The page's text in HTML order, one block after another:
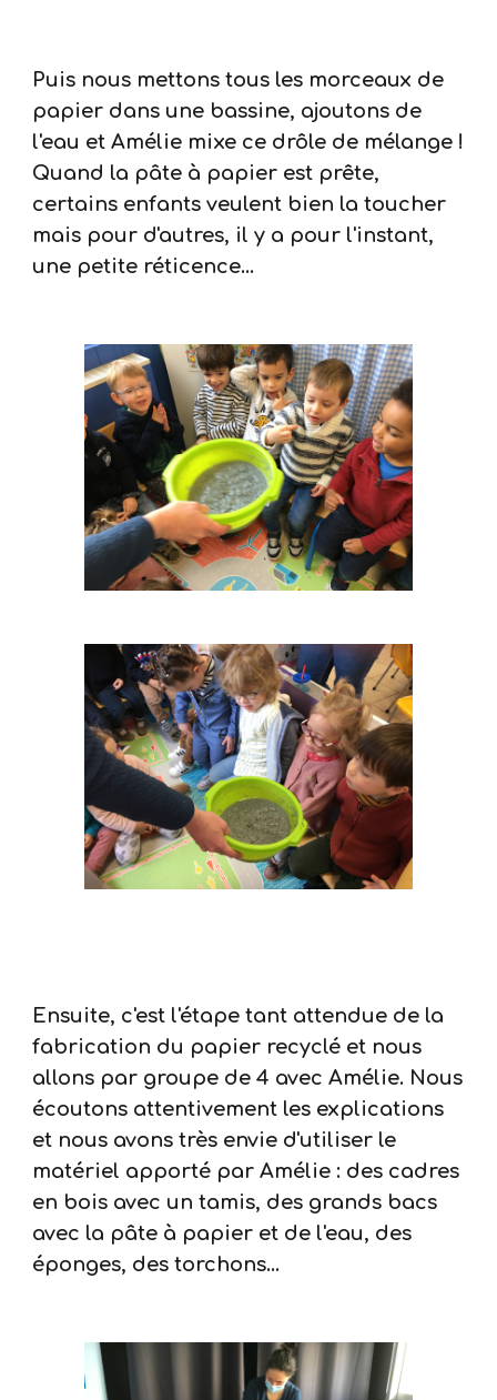
Puis nous mettons tous les morceaux de
papier dans une bassine, ajoutons de
l'eau et Amélie mixe ce drôle de mélange !
Quand la pâte à papier est prête,
certains enfants veulent bien la toucher
mais pour d'autres, il y a pour l'instant,
une petite réticence...
Ensuite, c'est l'étape tant attendue de la
fabrication du papier recyclé et nous
allons par groupe de 4 avec Amélie. Nous
écoutons attentivement les explications
et nous avons très envie d'utiliser le
matériel apporté par Amélie : des cadres
en bois avec un tamis, des grands bacs
avec la pâte à papier et de l'eau, des
éponges, des torchons...